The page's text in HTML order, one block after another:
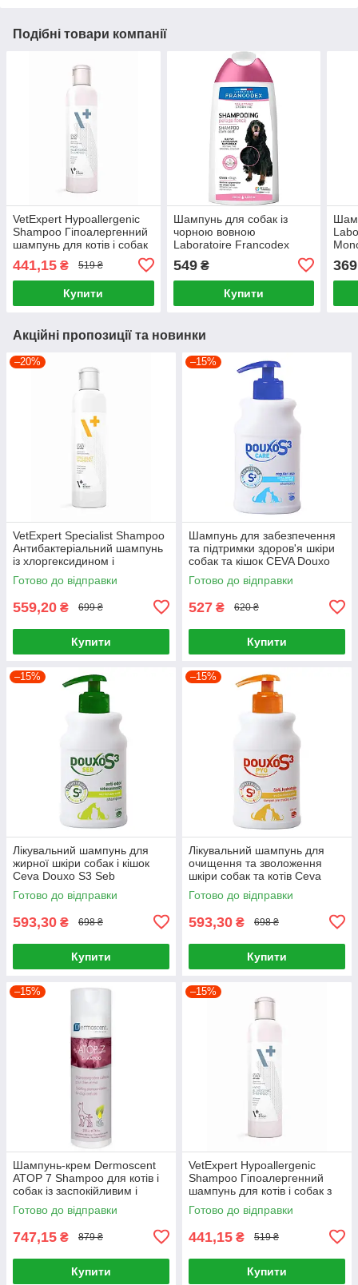
Подібні товари компанії
VetExpert Hypoallergenic
Shampoo Гіпоалергенний
шампунь для котів і собак
з чутливою шкірою 250мл
441,15 ₴ 519 ₴
Купити
Шампунь для собак із
чорною вовною
Laboratoire Francodex
Dark Coat Shampoo 250
мл
549₴
Купити
369
Акційні пропозиції та новинки
–20%
VetExpert Specialist Shampoo
Антибактеріальний шампунь
із хлоргексидином і
кетоконазолом для собак і
котів 250 м
Готово до відправки
559,20 ₴ 699 ₴
Купити
–15%
Шампунь для забезпечення
та підтримки здоров'я шкіри
собак та кішок CEVA Douxo
S3 Care 200 мл
Готово до відправки
527 ₴ 620 ₴
Купити
–15%
Лікувальний шампунь для
жирної шкіри собак і кішок
Ceva Douxo S3 Seb
себорегулюючий без запаху
200 мл
Готово до відправки
593,30 ₴ 698 ₴
Купити
–15%
Лікувальний шампунь для
очищення та зволоження
шкіри собак та котів Ceva
Douxo S3 Pio 200 мл
Готово до відправки
593,30 ₴ 698 ₴
Купити
–15%
Шампунь-крем Dermoscent
ATOP 7 Shampoo для котів і
собак із заспокійливим і
зволожувальним ефектом
(200мл)
Готово до відправки
747,15 ₴ 879 ₴
Купити
–15%
VetExpert Hypoallergenic
Shampoo Гіпоалергенний
шампунь для котів і собак з
чутливою шкірою 250мл
Готово до відправки
441,15 ₴ 519 ₴
Купити